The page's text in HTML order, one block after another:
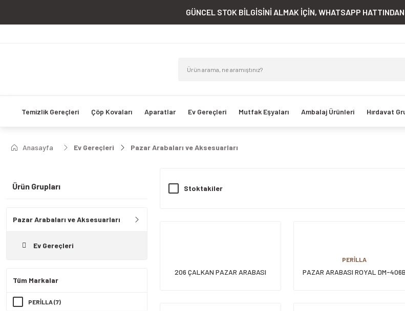
GÜNCEL STOK BİLGİSİNİ ALMAK İÇİN, WHATSAPP
Temizlik Gereçleri Çöp Kovaları Aparatlar Ev Gereçleri Mutfak Eşyaları Ambalaj Ürünleri Hırdavat
Anasayfa Ev Gereçleri Pazar Arabaları ve Aksesuarları
Ürün Grupları
Pazar Arabaları ve Aksesuarları
Ev Gereçleri
Tüm Markalar
PERİLLA (7)
Stoktakiler
206 ÇALKAN PAZAR ARABASI
PERİLLA
PAZAR ARABASI ROYAL DM-406B